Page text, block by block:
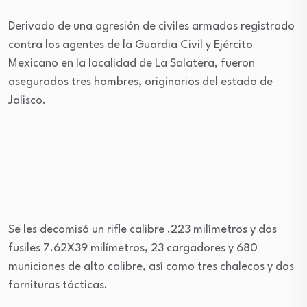
Derivado de una agresión de civiles armados registrado
contra los agentes de la Guardia Civil y Ejército
Mexicano en la localidad de La Salatera, fueron
asegurados tres hombres, originarios del estado de
Jalisco.
Se les decomisó un rifle calibre .223 milímetros y dos
fusiles 7.62X39 milímetros, 23 cargadores y 680
municiones de alto calibre, así como tres chalecos y dos
fornituras tácticas.